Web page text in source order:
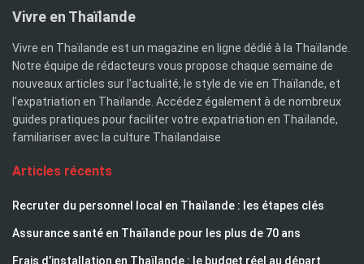
Vivre en Thaïlande
Vivre en Thaïlande est un magazine en ligne dédié à la Thaïlande.
Notre équipe de rédacteurs vous propose chaque semaine de
nouveaux articles sur l'actualité, le style de vie en Thaïlande, et
l'expatriation en Thaïlande. Accédez également à de nombreux
guides pratiques pour faciliter votre expatriation en Thaïlande,
familiariser avec la culture Thaïlandaise
Articles récents
Recruter du personnel local en Thaïlande : les étapes clés
Assurance santé en Thaïlande pour les plus de 70 ans
Frais d’installation en Thaïlande : le budget réel au départ